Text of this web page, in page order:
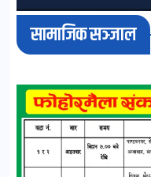
सामाजिक सञ्जाल